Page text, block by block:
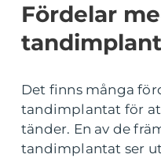
Fördelar
Det finns många
tandimplantat för
tänder. En av de
tandimplantat ser